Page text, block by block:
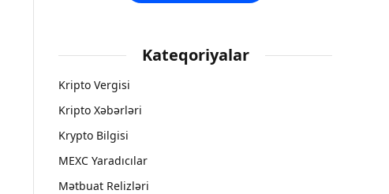
Kateqoriyalar
Kripto Vergisi
Kripto Xəbərləri
Krypto Bilgisi
MEXC Yaradıcılar
Mətbuat Relizləri